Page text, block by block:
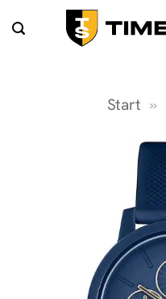
Inhalt
Start »